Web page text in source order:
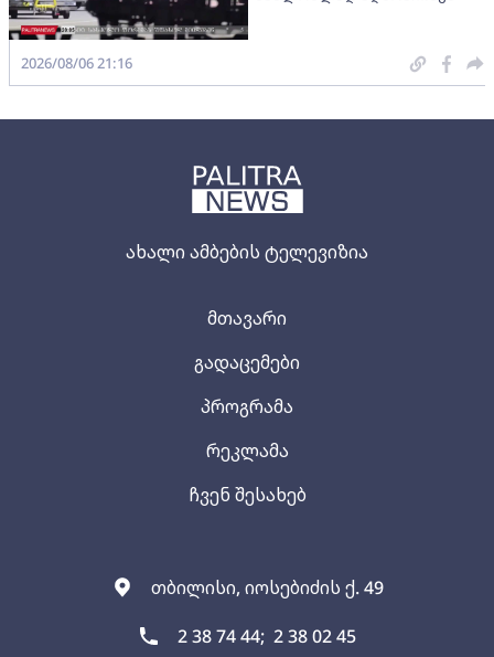
ახალი ამბების ტელევიზია
თბილისი, იოსებიძის ქ. 49
2 38 74 44; 2 38 02 45
მთავარი
გადაცემები
პროგრამა
რეკლამა
ჩვენ შესახებ
2026/08/06 21:16